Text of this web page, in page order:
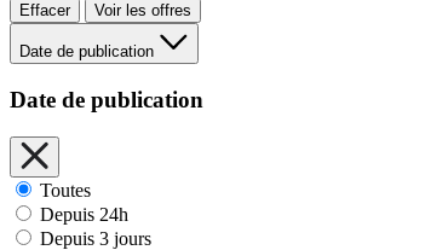
Effacer Voir les offres
Date de publication
Date de publication
Toutes
Depuis 24h
Depuis 3 jours